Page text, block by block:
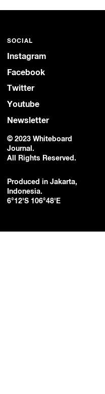
SOCIAL
Instagram
Facebook
Twitter
Youtube
Newsletter
© 2023 Whiteboard
Journal.
All Rights Reserved.
Produced in Jakarta,
Indonesia.
6°12'S 106°48'E